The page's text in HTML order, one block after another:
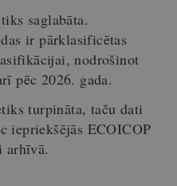
saglabāta.
ir pārklasificētas
nodrošinot
pēc 2026. gada.
turpināta, taču dati
iepriekšējās ECOICOP
arhīvā.